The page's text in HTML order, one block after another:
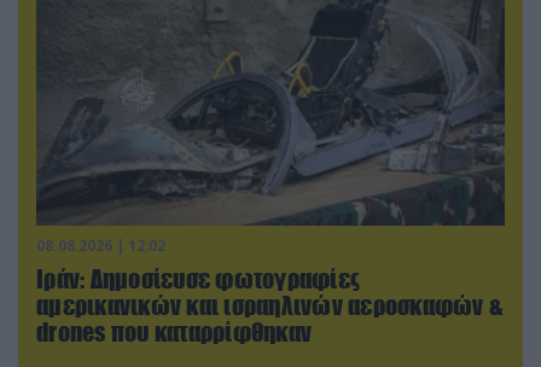
08.08.2026 | 12:02
Ιράν: Δημοσίευσε φωτογραφίες
αμερικανικών και ισραηλινών αεροσκαφών &
drones που καταρρίφθηκαν